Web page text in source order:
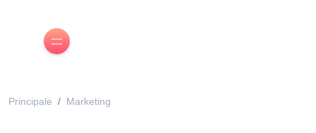
Principale Marketing